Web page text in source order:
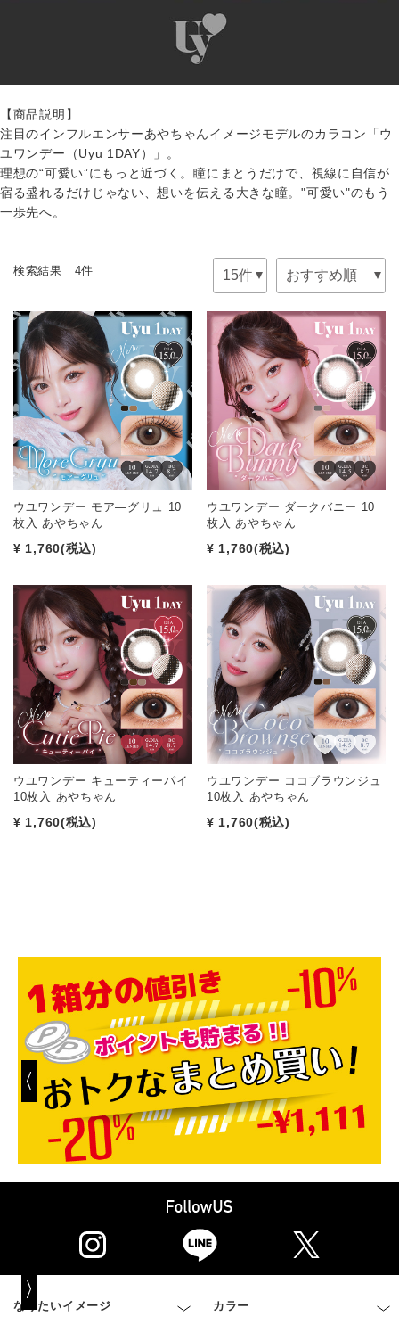
【商品説明】
注目のインフルエンサーあやちゃんイメージモデルのカラコン「ウ
ユワンデー（Uyu 1DAY）」。
理想の“可愛い”にもっと近づく。瞳にまとうだけで、視線に自信が
宿る盛れるだけじゃない、想いを伝える大きな瞳。"可愛い"のもう
一歩先へ。
検索結果 4件
ウユワンデー モア―グリュ 10
枚入 あやちゃん
¥ 1,760(税込)
ウユワンデー ダークバニー 10
枚入 あやちゃん
¥ 1,760(税込)
ウユワンデー キューティーパイ
10枚入 あやちゃん
¥ 1,760(税込)
ウユワンデー ココブラウンジュ
10枚入 あやちゃん
¥ 1,760(税込)
なりたいイメージ カラー